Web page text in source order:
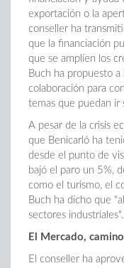
exportación o la
conseller ha
que la financiación
que se amplíen los
Buch ha propuesto a
colaboración para
temas que puedan ir
A pesar de la crisis
que Benicarló ha
desde el punto de
bajó el paro un 5%,
como el turismo, el
Buch ha dicho que
sectores industriales".
El Mercado,
El conseller ha